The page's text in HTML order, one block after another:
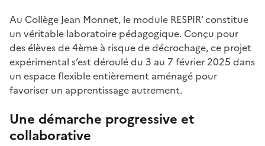
Au Collège Jean Monnet, le module RESPIR’ constitue
un véritable laboratoire pédagogique. Conçu pour
des élèves de 4ème à risque de décrochage, ce projet
expérimental s’est déroulé du 3 au 7 février 2025 dans
un espace flexible entièrement aménagé pour
favoriser un apprentissage autrement.
Une démarche progressive et
collaborative